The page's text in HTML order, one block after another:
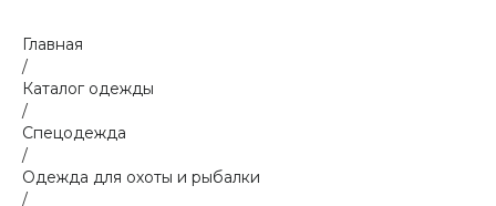
Главная
/
Каталог одежды
/
Спецодежда
/
Одежда для охоты и рыбалки
/